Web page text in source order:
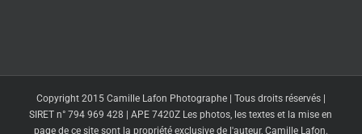
Copyright 2015 Camille Lafon Photographe | Tous droits réservés |
SIRET n° 794 969 428 | APE 7420Z Les photos, les textes et la mise en
page de ce site sont la propriété exclusive de l'auteur, Camille Lafon.